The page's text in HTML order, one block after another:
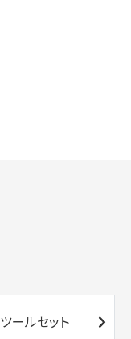
ツールセット